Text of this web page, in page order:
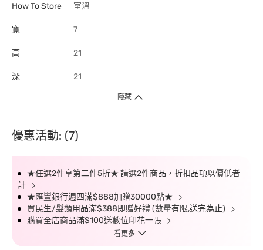
How To Store 室溫
寬 7
高 21
深 21
隱藏
優惠活動: (7)
★任選2件享第二件5折★ 請選2件商品，折扣品項以價低者
計
★匯豐銀行週四滿$888加贈30000點★
買民生/髮類用品滿$388即贈好禮 (數量有限,送完為止)
購買全店商品滿$100送數位印花一張
看更多